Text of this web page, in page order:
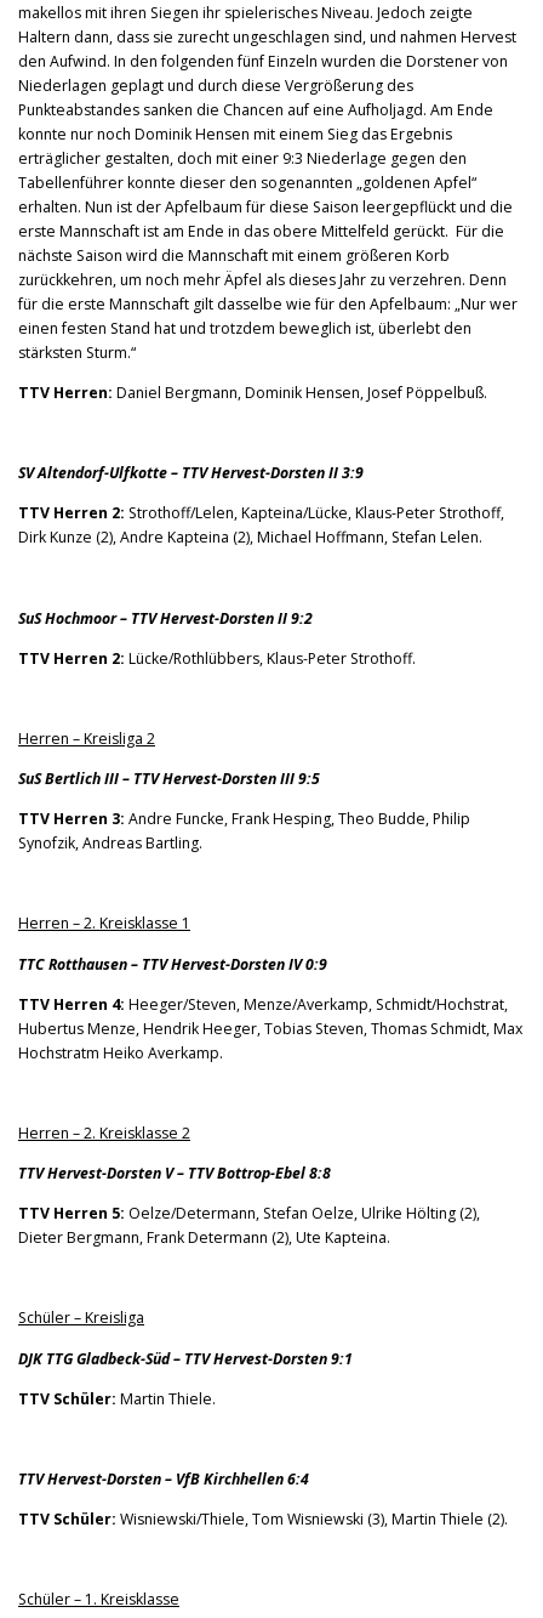
makellos mit ihren Siegen ihr spielerisches Niveau. Jedoch zeigte
Haltern dann, dass sie zurecht ungeschlagen sind, und nahmen Hervest
den Aufwind. In den folgenden fünf Einzeln wurden die Dorstener von
Niederlagen geplagt und durch diese Vergrößerung des
Punkteabstandes sanken die Chancen auf eine Aufholjagd. Am Ende
konnte nur noch Dominik Hensen mit einem Sieg das Ergebnis
erträglicher gestalten, doch mit einer 9:3 Niederlage gegen den
Tabellenführer konnte dieser den sogenannten „goldenen Apfel“
erhalten. Nun ist der Apfelbaum für diese Saison leergepflückt und die
erste Mannschaft ist am Ende in das obere Mittelfeld gerückt. Für die
nächste Saison wird die Mannschaft mit einem größeren Korb
zurückkehren, um noch mehr Äpfel als dieses Jahr zu verzehren. Denn
für die erste Mannschaft gilt dasselbe wie für den Apfelbaum: „Nur wer
einen festen Stand hat und trotzdem beweglich ist, überlebt den
stärksten Sturm.“
TTV Herren: Daniel Bergmann, Dominik Hensen, Josef Pöppelbuß.
SV Altendorf-Ulfkotte – TTV Hervest-Dorsten II 3:9
TTV Herren 2: Strothoff/Lelen, Kapteina/Lücke, Klaus-Peter Strothoff,
Dirk Kunze (2), Andre Kapteina (2), Michael Hoffmann, Stefan Lelen.
SuS Hochmoor – TTV Hervest-Dorsten II 9:2
TTV Herren 2: Lücke/Rothlübbers, Klaus-Peter Strothoff.
Herren – Kreisliga 2
SuS Bertlich III – TTV Hervest-Dorsten III 9:5
TTV Herren 3: Andre Funcke, Frank Hesping, Theo Budde, Philip
Synofzik, Andreas Bartling.
Herren – 2. Kreisklasse 1
TTC Rotthausen – TTV Hervest-Dorsten IV 0:9
TTV Herren 4: Heeger/Steven, Menze/Averkamp, Schmidt/Hochstrat,
Hubertus Menze, Hendrik Heeger, Tobias Steven, Thomas Schmidt, Max
Hochstratm Heiko Averkamp.
Herren – 2. Kreisklasse 2
TTV Hervest-Dorsten V – TTV Bottrop-Ebel 8:8
TTV Herren 5: Oelze/Determann, Stefan Oelze, Ulrike Hölting (2),
Dieter Bergmann, Frank Determann (2), Ute Kapteina.
Schüler – Kreisliga
DJK TTG Gladbeck-Süd – TTV Hervest-Dorsten 9:1
TTV Schüler: Martin Thiele.
TTV Hervest-Dorsten – VfB Kirchhellen 6:4
TTV Schüler: Wisniewski/Thiele, Tom Wisniewski (3), Martin Thiele (2).
Schüler – 1. Kreisklasse